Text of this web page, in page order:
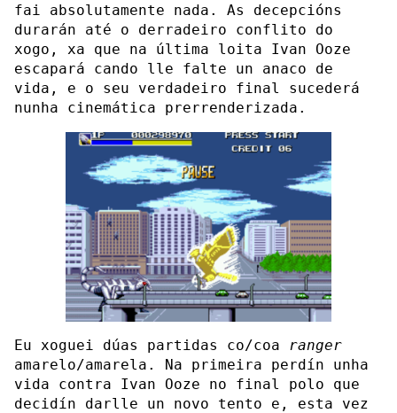
fai absolutamente nada. As decepcións
durarán até o derradeiro conflito do
xogo, xa que na última loita Ivan Ooze
escapará cando lle falte un anaco de
vida, e o seu verdadeiro final sucederá
nunha cinemática prerrenderizada.
Eu xoguei dúas partidas co/coa ranger
amarelo/amarela. Na primeira perdín unha
vida contra Ivan Ooze no final polo que
decidín darlle un novo tento e, esta vez